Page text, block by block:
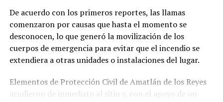
públicos.
De acuerdo con los primeros reportes, las llamas
comenzaron por causas que hasta el momento se
desconocen, lo que generó la movilización de los
cuerpos de emergencia para evitar que el incendio se
extendiera a otras unidades o instalaciones del lugar.
Elementos de Protección Civil de Amatlán de los Reyes
acudieron de inmediato al sitio y, con el apoyo de un